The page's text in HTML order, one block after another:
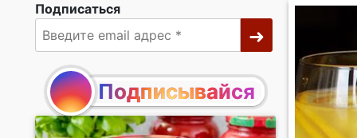
Подписаться
Подписывайся